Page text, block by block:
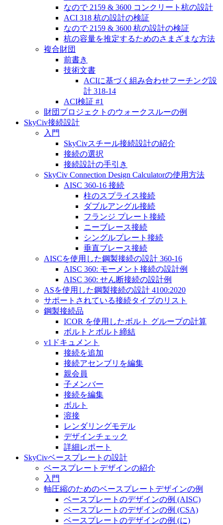
なので 2159 & 3600 コンクリート杭の設計
ACI 318 杭の設計の検証
なので 2159 & 3600 杭の設計の検証
杭の容量を推定するためのさまざまな方法
複合財団
前書き
技術文書
ACIに基づく組み合わせフーチング設
計 318-14
ACI検証 #1
財団プロジェクトのウォークスルーの例
SkyCiv接続設計
入門
SkyCivスチール接続設計の紹介
接続の選択
接続設計の手引き
SkyCiv Connection Design Calculatorの使用方法
AISC 360-16 接続
柱のスプライス接続
ダブルアングル接続
フランジ プレート接続
ニーブレース接続
シングルプレート接続
垂直ブレース接続
AISCを使用した鋼製接続の設計 360-16
AISC 360: モーメント接続の設計例
AISC 360: せん断接続の設計例
ASを使用した鋼製接続の設計 4100:2020
サポートされている接続タイプのリスト
鋼製接続品
ICOR を使用したボルト グループの計算
ボルトとボルト締結
v1ドキュメント
接続を追加
接続アセンブリを編集
親会員
子メンバー
接続を編集
ボルト
溶接
レンダリングモデル
デザインチェック
詳細レポート
SkyCivベースプレートの設計
ベースプレートデザインの紹介
入門
軸圧縮のためのベースプレートデザインの例
ベースプレートのデザインの例 (AISC)
ベースプレートのデザインの例 (CSA)
ベースプレートのデザインの例 (に)